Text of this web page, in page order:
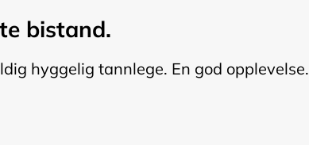
bistand.
hyggelig tannlege. En god opplevelse.